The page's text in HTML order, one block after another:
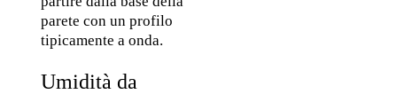
parete con un profilo
tipicamente a onda.
Umidità da